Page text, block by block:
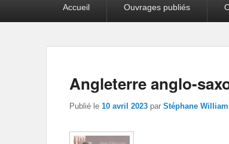
Accueil Ouvrages publiés
Angleterre anglo-
Publié le 10 avril 2023 par Stéphane